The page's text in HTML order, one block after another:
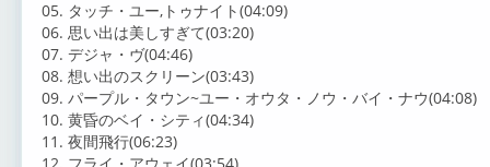
05. タッチ・ユー,トゥナイト(04:09)
06. 思い出は美しすぎて(03:20)
07. デジャ・ヴ(04:46)
08. 想い出のスクリーン(03:43)
09. パープル・タウン~ユー・オウタ・ノウ・バイ・ナウ(04:08)
10. 黄昏のベイ・シティ(04:34)
11. 夜間飛行(06:23)